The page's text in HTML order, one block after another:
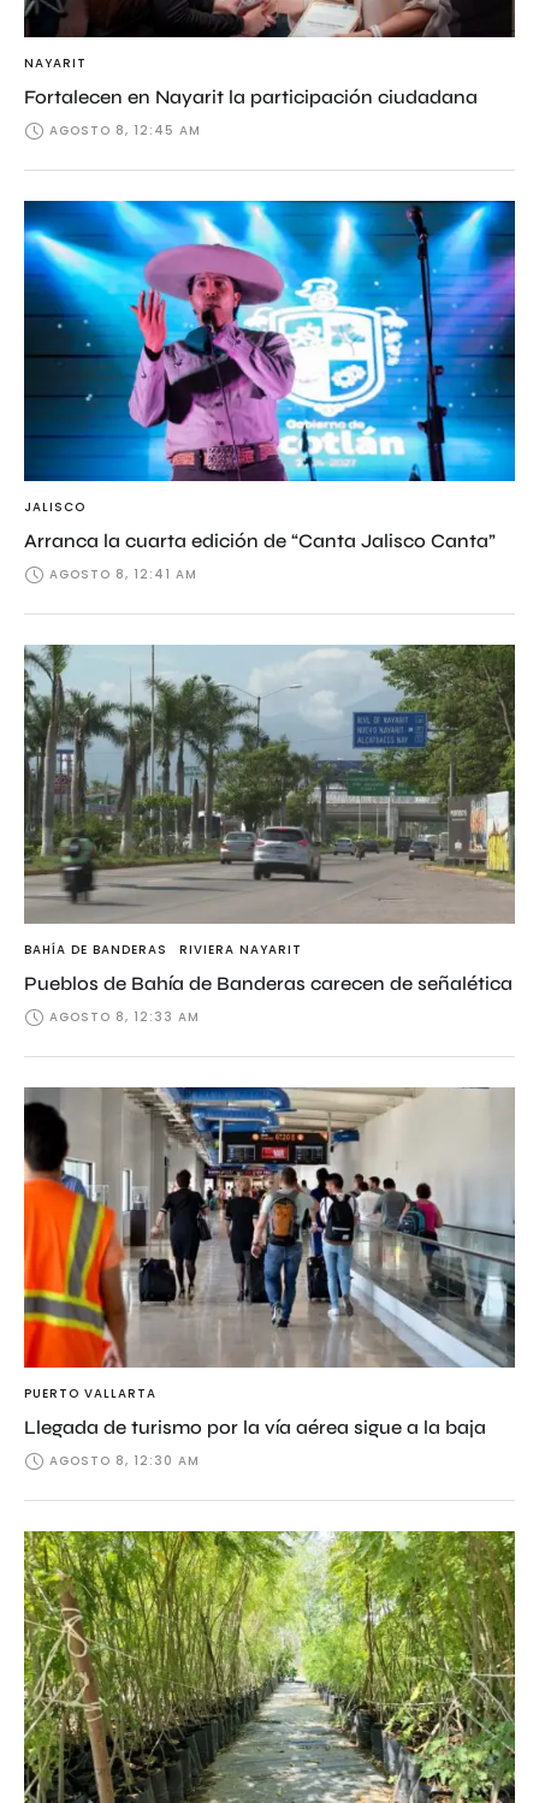
NAYARIT
Fortalecen en Nayarit la participación ciudadana
AGOSTO 8, 12:45 AM
JALISCO
Arranca la cuarta edición de “Canta Jalisco Canta”
AGOSTO 8, 12:41 AM
BAHÍA DE BANDERAS RIVIERA NAYARIT
Pueblos de Bahía de Banderas carecen de señalética
AGOSTO 8, 12:33 AM
PUERTO VALLARTA
Llegada de turismo por la vía aérea sigue a la baja
AGOSTO 8, 12:30 AM